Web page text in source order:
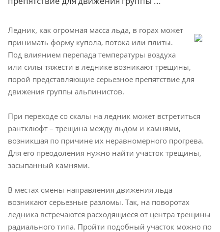
Ледник, как огромная масса льда, в горах может
принимать форму купола, потока или плиты.
Под влиянием перепада температуры воздуха
или силы тяжести в леднике возникают трещины,
порой представляющие серьезное препятствие для
движения группы альпинистов.
При переходе со скалы на ледник может встретиться
рантклюфт – трещина между льдом и камнями,
возникшая по причине их неравномерного прогрева.
Для его преодоления нужно найти участок трещины,
засыпанный камнями.
В местах смены направления движения льда
возникают серьезные разломы. Так, на поворотах
ледника встречаются расходящиеся от центра трещины
радиального типа. Пройти подобный участок можно по